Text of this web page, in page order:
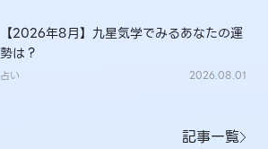
【2026年8月】九星気学でみるあなたの運
勢は？
占い 2026.08.01
記事一覧